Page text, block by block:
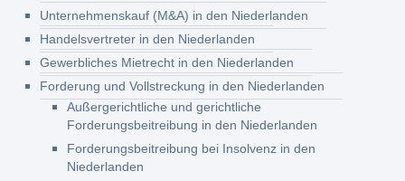
Unternehmenskauf (M&A) in den Niederlanden
Handelsvertreter in den Niederlanden
Gewerbliches Mietrecht in den Niederlanden
Forderung und Vollstreckung in den Niederlanden
Außergerichtliche und gerichtliche
Forderungsbeitreibung in den Niederlanden
Forderungsbeitreibung bei Insolvenz in den
Niederlanden